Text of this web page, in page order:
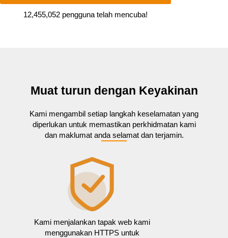
12,455,084 pengguna telah mencuba!
Muat turun dengan Keyakinan
Kami mengambil setiap langkah keselamatan yang
diperlukan untuk memastikan perkhidmatan kami
dan maklumat anda selamat dan terjamin.
Kami menjalankan tapak web kami
menggunakan HTTPS untuk